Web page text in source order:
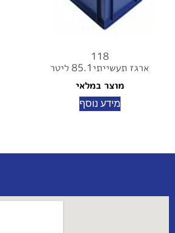
118
ארגז תעשייתי85.1 ליטר
מוצר במלאי
מידע נוסף